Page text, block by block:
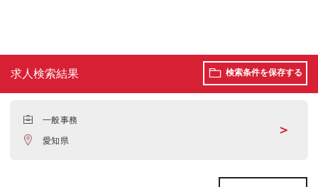
求人検索結果 検索条件を保存する
一般事務
愛知県
＞